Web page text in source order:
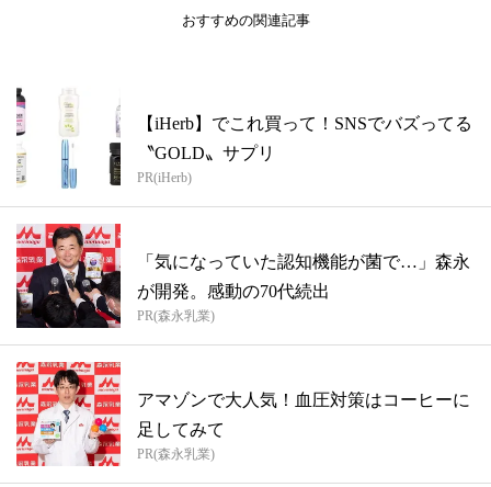
おすすめの関連記事
【iHerb】でこれ買って！SNSでバズってる
〝GOLD〟サプリ
PR(iHerb)
「気になっていた認知機能が菌で…」森永
が開発。感動の70代続出
PR(森永乳業)
アマゾンで大人気！血圧対策はコーヒーに
足してみて
PR(森永乳業)